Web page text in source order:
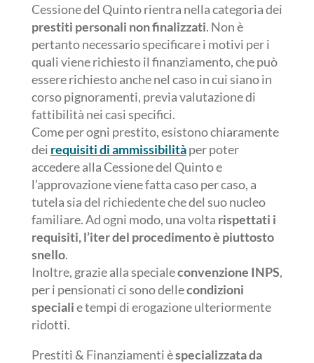
Cessione del Quinto rientra nella categoria dei
prestiti personali non finalizzati. Non è
pertanto necessario specificare i motivi per i
quali viene richiesto il finanziamento, che può
essere richiesto anche nel caso in cui siano in
corso pignoramenti, previa valutazione di
fattibilità nei casi specifici.
Come per ogni prestito, esistono chiaramente
dei requisiti di ammissibilitàper poter
accedere alla Cessione del Quinto e
l’approvazione viene fatta caso per caso, a
tutela sia del richiedente che del suo nucleo
familiare. Ad ogni modo, una volta rispettati i
requisiti, l’iter del procedimento è piuttosto
snello.
Inoltre, grazie alla specialeconvenzione INPS,
per i pensionati ci sono dellecondizioni
specialie tempi di erogazione ulteriormente
ridotti.
Prestiti & Finanziamenti èspecializzata da